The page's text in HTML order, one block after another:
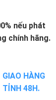
nếu phát
chính hãng.
GIAO HÀNG
TỈNH 48H.